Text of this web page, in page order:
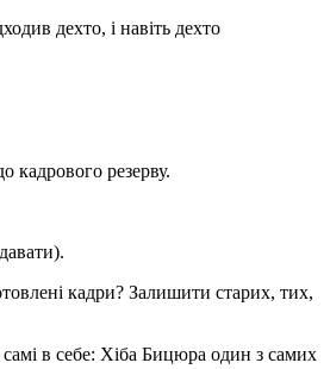
дехто, і навіть дехто
кадрового резерву.
кадри? Залишити старих, тих,
в себе: Хіба Бицюра один з самих